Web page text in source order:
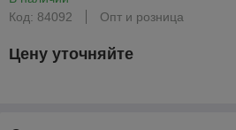
Код: 84092
Опт и розница
Цену уточняйте